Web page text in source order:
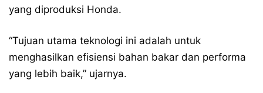
yang diproduksi Honda.
“Tujuan utama teknologi ini adalah untuk
menghasilkan efisiensi bahan bakar dan performa
yang lebih baik,” ujarnya.